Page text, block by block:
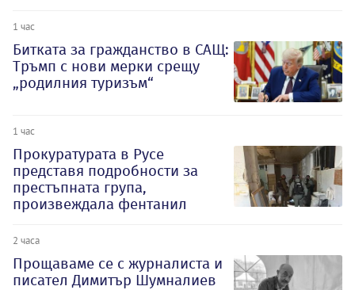
1 час
Битката за гражданство в САЩ:
Тръмп с нови мерки срещу
„родилния туризъм“
1 час
Прокуратурата в Русе
представя подробности за
престъпната група,
произвеждала фентанил
2 часа
Прощаваме се с журналиста и
писател Димитър Шумналиев